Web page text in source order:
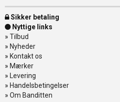
Sikker betaling
Nyttige links
» Tilbud
» Nyheder
» Kontakt os
» Mærker
» Levering
» Handelsbetingelser
» Om Banditten